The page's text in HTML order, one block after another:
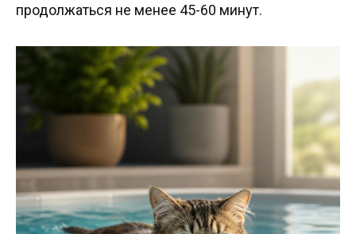
продолжаться не менее 45-60 минут.